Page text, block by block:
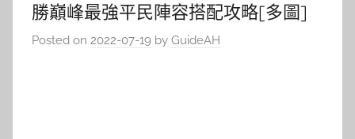
勝巔峰最強平民陣容搭配攻略[多圖]
Posted on 2022-07-19 by GuideAH